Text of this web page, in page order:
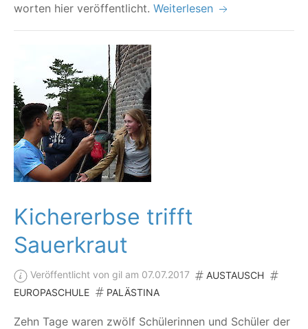
wor­ten hier veröffentlicht. Weiterlesen
Kichererbse trifft
Sauerkraut
Veröffentlicht von gil am 07.07.2017
AUSTAUSCH
EUROPASCHULE
PALÄSTINA
Zehn Tage waren zwölf Schü­le­rin­nen und Schü­ler der